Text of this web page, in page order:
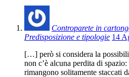
Controparete in
Predisposizione e tipologie 14
[…] però si considera la
non c’è alcuna perdita di
rimangono solitamente staccati